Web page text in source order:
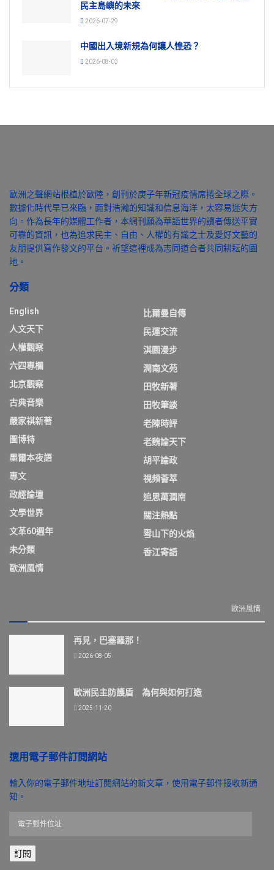
民主島嶼的未來
2026-07-29
中國出入境新規為何讓人惶恐？
2026-08-03
歐洲之聲網站根植於歐陸，創刊於庚子年新冠疫情席捲全球之際。
數據化時代早已來臨，面對浩瀚的知識和信息海洋，太容易迷失方
向。作為長年的媒體工作者，本網刊願為華語世界的讀者傳送平實
可靠的資訊，也為追求民主、自由、人權的有識之士及愛好文藝的
友朋提供寫作發文的平台。祈望這裡成為志同道合者共同耕耘的園
地。
分類
English
人文天下
人權觀察
六四專欄
北京觀察
古典音樂
嚴家祺新著
圖博特
墨爾本夜語
專文
政經論壇
文學世界
文革60週年
未分類
歐洲風情
比爾曼自傳
民運交流
淇園漫步
潤南文苑
田牧新著
田牧筆談
老陳時評
老魏論天下
胡平論政
視頻薈萃
追思萬潤南
關注熱點
雪山下的火焰
香江寄語
歐洲風情
再見，巴塞羅那！
2026-08-05
歐洲民主防護盾 為何與如何打造
2025-11-20
適用電子郵件訂閱網站
輸入你的電子郵件地址訂閱網站的新文章，使用電子郵件接收新通
知。
郵
件訂閱